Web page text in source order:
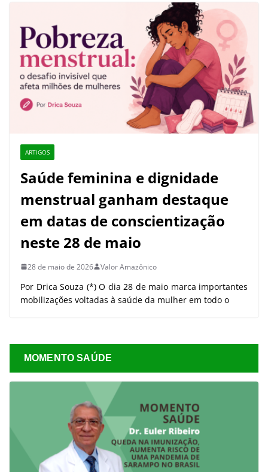
ARTIGOS
Saúde feminina e dignidade
menstrual ganham destaque
em datas de conscientização
neste 28 de maio
28 de maio de 2026 Valor Amazônico
Por Drica Souza (*) O dia 28 de maio marca importantes
mobilizações voltadas à saúde da mulher em todo o
MOMENTO SAÚDE